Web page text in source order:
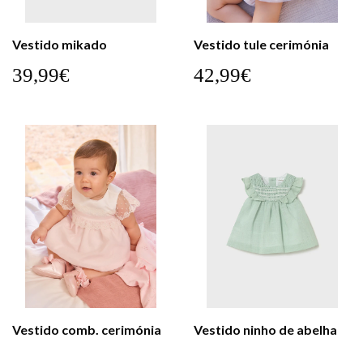
Vestido mikado
39,99€
Vestido tule cerimónia
42,99€
Vestido comb. cerimónia Vestido ninho de abelha